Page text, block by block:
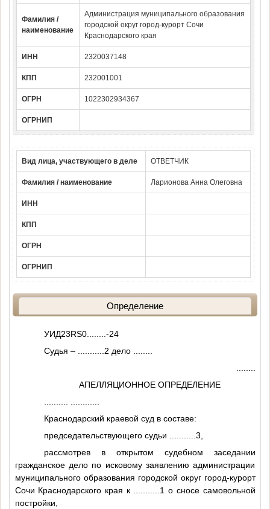
Фамилия /
наименование
Администрация муниципального образования
городской округ город-курорт Сочи
Краснодарского края
ИНН 2320037148
КПП 232001001
ОГРН 1022302934367
ОГРНИП
Вид лица, участвующего в деле ОТВЕТЧИК
Фамилия / наименование Ларионова Анна Олеговна
ИНН
КПП
ОГРН
ОГРНИП
Определение
УИД23RS0........ -24
Судья –
...........2 дело
АПЕЛЛЯЦИОННОЕ ОПРЕДЕЛЕНИЕ
Краснодарский краевой суд в составе:
председательствующего судьи
...........3
рассмотрев в открытом судебном заседании
гражданское дело по исковому заявлению администрации
муниципального образования городской округ город-курорт
Сочи Краснодарского края к
...........1 о сносе самовольной
постройки,